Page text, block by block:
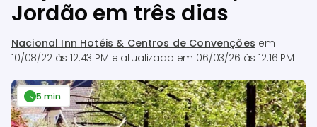
Jordão em três dias
Nacional Inn Hotéis & Centros de Convenções em
10/08/22 às 12:43 PM e atualizado em 06/03/26 às 12:16 PM
5 min.